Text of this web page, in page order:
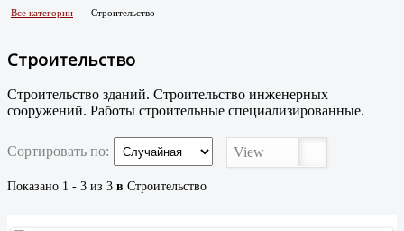
Все категории Строительство
Строительство
Строительство зданий. Строительство инженерных
сооружений. Работы строительные специализированные.
Сортировать по: View
Показано 1 - 3 из 3 в Строительство